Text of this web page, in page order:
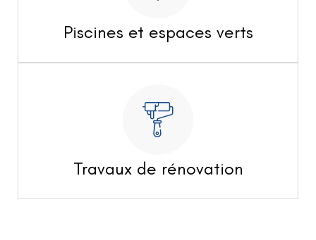
Piscines et espaces verts
Travaux de rénovation